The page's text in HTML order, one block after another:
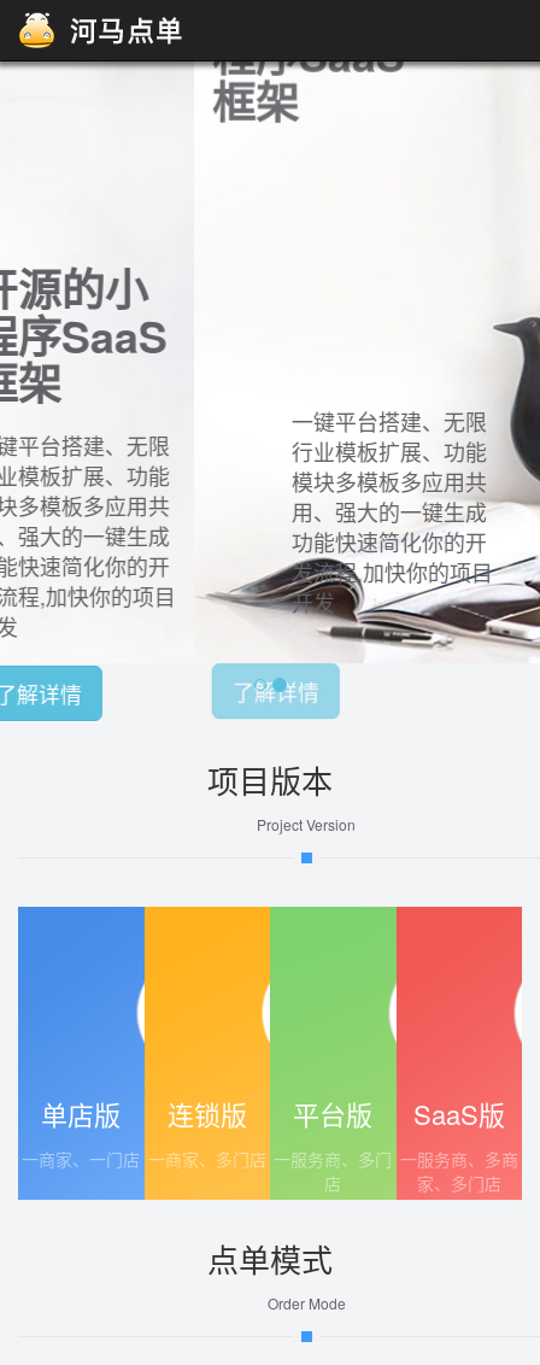
开源的小
程序SaaS
框架
行业模板扩展、功能
模块多模板多应用共
用、强大的一键生成
功能快速简化你的开
发流程,加快你的项目
开发
了解详情
项目版本
Project Version
一商家、一门店 一商家、多门店
一服务商、多门
店
一服务商、多商
家、多门店
点单模式
Order Mode